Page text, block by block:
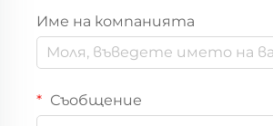
Име на компанията
Съобщение